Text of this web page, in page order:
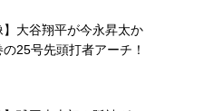
】大谷翔平が今永昇太か
の25号先頭打者アーチ！